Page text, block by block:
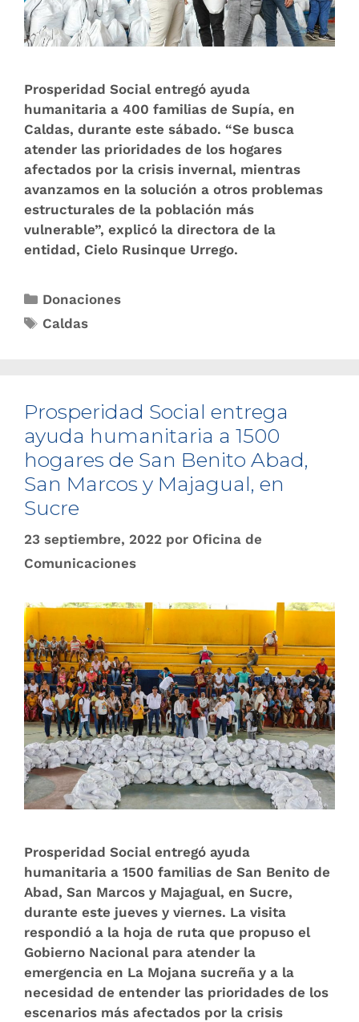
Prosperidad Social entregó ayuda
humanitaria a 400 familias de Supía, en
Caldas, durante este sábado. “Se busca
atender las prioridades de los hogares
afectados por la crisis invernal, mientras
avanzamos en la solución a otros problemas
estructurales de la población más
vulnerable”, explicó la directora de la
entidad, Cielo Rusinque Urrego.
Donaciones
Caldas
Prosperidad Social entrega
ayuda humanitaria a 1500
hogares de San Benito Abad,
San Marcos y Majagual, en
Sucre
23 septiembre, 2022 por Oficina de
Comunicaciones
Prosperidad Social entregó ayuda
humanitaria a 1500 familias de San Benito de
Abad, San Marcos y Majagual, en Sucre,
durante este jueves y viernes. La visita
respondió a la hoja de ruta que propuso el
Gobierno Nacional para atender la
emergencia en La Mojana sucreña y a la
necesidad de entender las prioridades de los
escenarios más afectados por la crisis